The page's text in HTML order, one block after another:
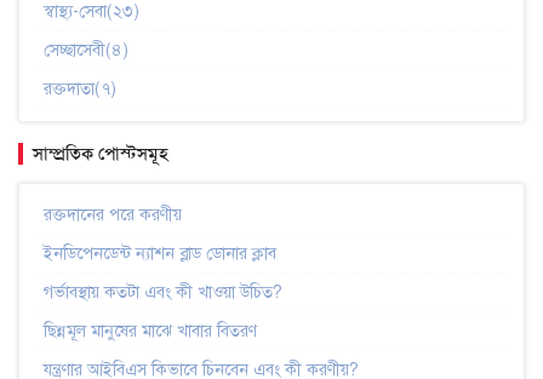
স্বাস্থ্য-সেবা(২৩)
সেচ্ছাসেবী(৪)
রক্তদাতা(৭)
সাম্প্রতিক পোস্টসমূহ
রক্তদানের পরে করণীয়
ইনডিপেনডেন্ট ন্যাশন ব্লাড ডোনার ক্লাব
গর্ভাবস্থায় কতটা এবং কী খাওয়া উচিত?
ছিন্নমূল মানুষের মাঝে খাবার বিতরণ
যন্ত্রণার আইবিএস কিভাবে চিনবেন এবং কী করণীয়?